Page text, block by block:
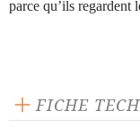
parce qu’ils regardent
FICHE